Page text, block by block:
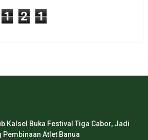
1 2 1
Kalsel Buka Festival Tiga Cabor, Jadi
Pembinaan Atlet Banua